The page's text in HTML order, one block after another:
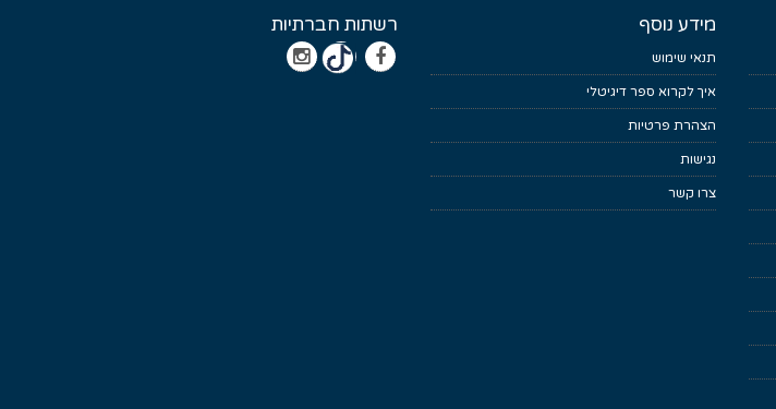
מידע נוסף
תנאי שימוש
איך לקרוא ספר דיגיטלי
הצהרת פרטיות
נגישות
צרו קשר
רשתות חברתיות